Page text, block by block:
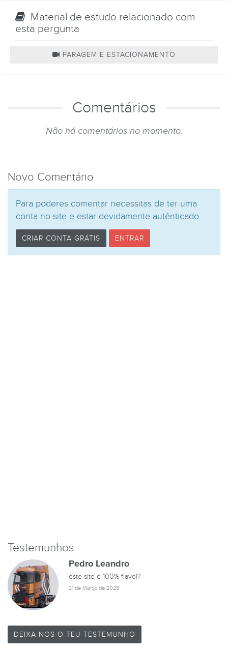
Material de estudo relacionado com
esta pergunta
PARAGEM E ESTACIONAMENTO
Comentários
Não há comentários no momento.
Novo Comentário
Para poderes comentar necessitas de ter uma
conta no site e estar devidamente autênticado.
CRIAR CONTA GRÁTIS ENTRAR
Testemunhos
Pedro Leandro
este site é 100% fiavel?
21 de Março de 2026
DEIXA-NOS O TEU TESTEMUNHO